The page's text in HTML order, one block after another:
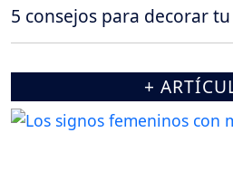
5 consejos para decorar
+